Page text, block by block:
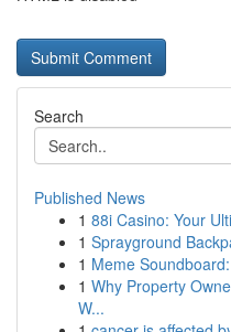
Search
Published News
1 88i Casino: Your
1 Sprayground
1 Meme
1 Why Property
W...